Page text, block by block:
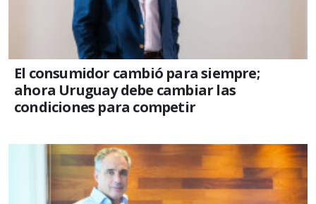
El consumidor cambió para siempre;
ahora Uruguay debe cambiar las
condiciones para competir